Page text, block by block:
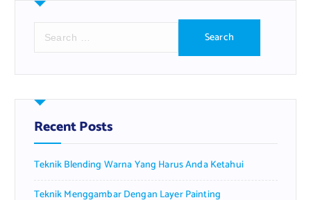
r
h
f
o
:
Recent Posts
Teknik Blending Warna Yang Harus Anda Ketahui
Teknik Menggambar Dengan Layer Painting